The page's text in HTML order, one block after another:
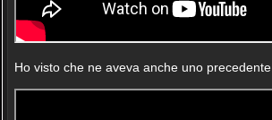
Ho visto che ne aveva anche uno precedente.